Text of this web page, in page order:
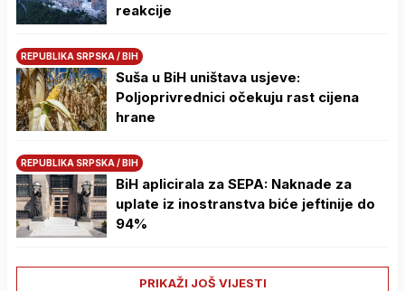
reakcije
REPUBLIKA SRPSKA / BIH
Suša u BiH uništava usjeve:
Poljoprivrednici očekuju rast cijena
hrane
REPUBLIKA SRPSKA / BIH
BiH aplicirala za SEPA: Naknade za
uplate iz inostranstva biće jeftinije do
94%
PRIKAŽI JOŠ VIJESTI